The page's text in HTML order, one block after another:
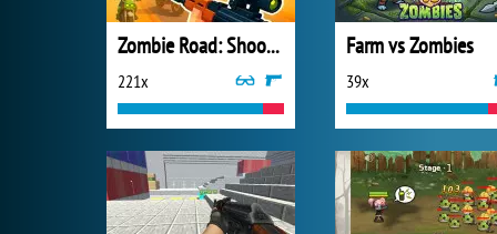
Zombie Road: Shooter with Destruction
221x
Farm vs Zombies
39x